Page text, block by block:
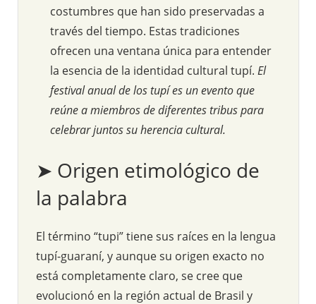
costumbres que han sido preservadas a
través del tiempo. Estas tradiciones
ofrecen una ventana única para entender
la esencia de la identidad cultural tupí. El
festival anual de los tupí es un evento que
reúne a miembros de diferentes tribus para
celebrar juntos su herencia cultural.
➤ Origen etimológico de
la palabra
El término “tupi” tiene sus raíces en la lengua
tupí-guaraní, y aunque su origen exacto no
está completamente claro, se cree que
evolucionó en la región actual de Brasil y